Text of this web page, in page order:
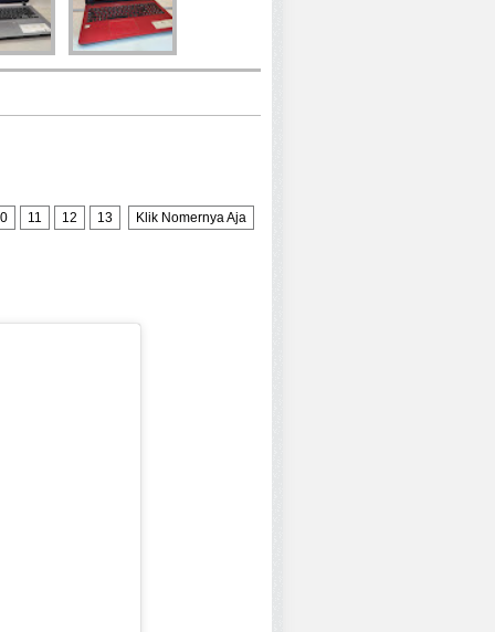
11 12 13 Klik Nomernya Aja